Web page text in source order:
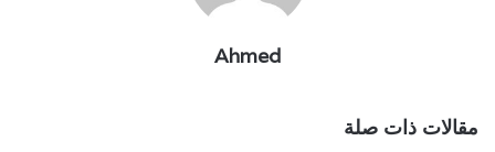
Ahmed
مقالات ذات صلة